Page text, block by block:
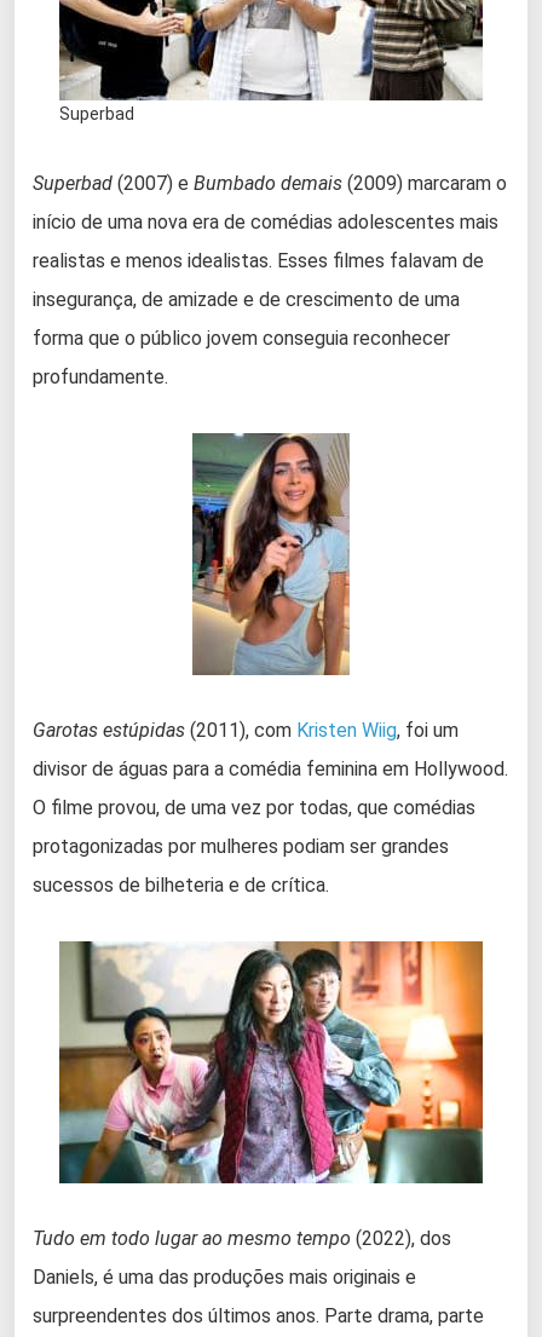
Superbad
Superbad (2007) e Bumbado demais (2009) marcaram o
início de uma nova era de comédias adolescentes mais
realistas e menos idealistas. Esses filmes falavam de
insegurança, de amizade e de crescimento de uma
forma que o público jovem conseguia reconhecer
profundamente.
Garotas estúpidas (2011), com Kristen Wiig, foi um
divisor de águas para a comédia feminina em Hollywood.
O filme provou, de uma vez por todas, que comédias
protagonizadas por mulheres podiam ser grandes
sucessos de bilheteria e de crítica.
Tudo em todo lugar ao mesmo tempo (2022), dos
Daniels, é uma das produções mais originais e
surpreendentes dos últimos anos. Parte drama, parte